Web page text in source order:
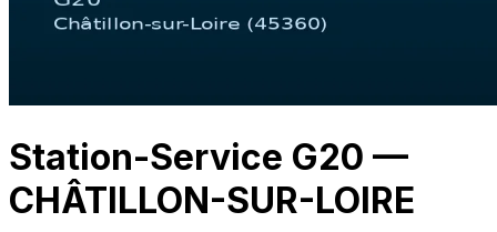
Station-Service G20 —
CHÂTILLON-SUR-LOIRE